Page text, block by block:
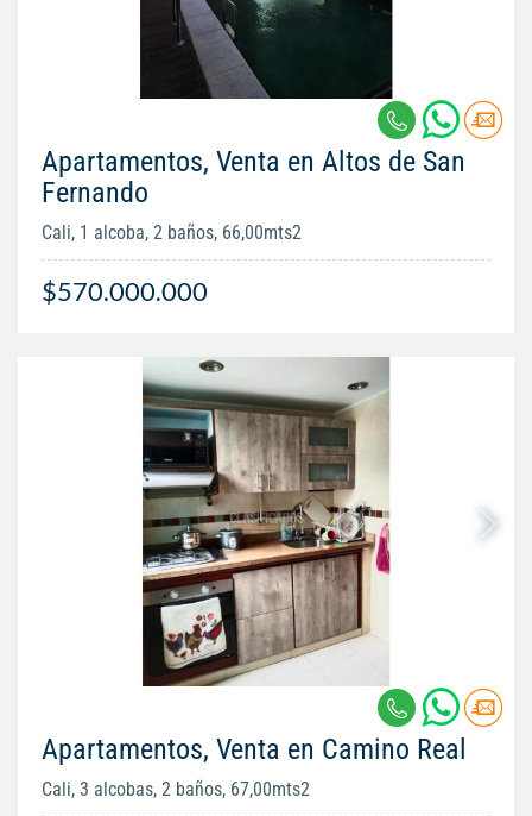
Apartamentos, Venta en Altos de San
Fernando
Cali, 1 alcoba, 2 baños, 66,00mts2
$570.000.000
Apartamentos, Venta en Camino Real
Cali, 3 alcobas, 2 baños, 67,00mts2